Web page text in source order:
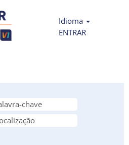
Idioma
ENTRAR